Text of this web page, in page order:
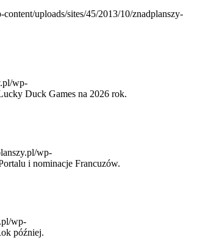
uploads/sites/45/2013/10/znadplanszy-
wp-
Duck Games na 2026 rok.
wp-
i nominacje Francuzów.
wp-
później.